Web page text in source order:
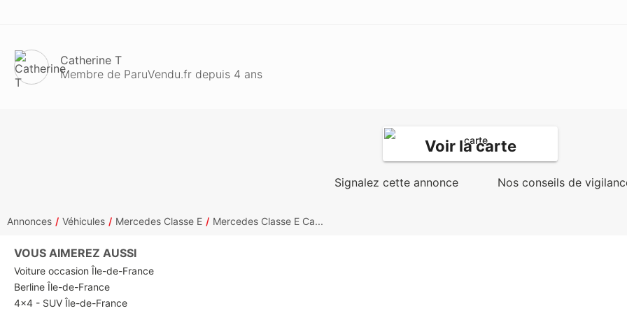
Catherine T
Membre de ParuVendu.fr depuis 4 ans
Voir la carte
Signalez cette annonce Nos conseils de
Annonces Véhicules Mercedes Classe E Mercedes Classe E Ca...
VOUS AIMEREZ AUSSI
Voiture occasion Île-de-France
Berline Île-de-France
4x4 - SUV Île-de-France